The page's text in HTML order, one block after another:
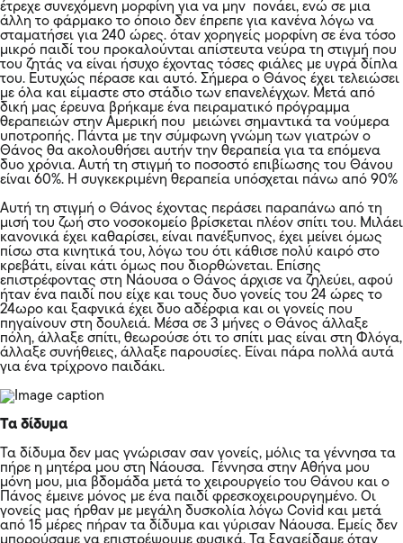
έτρεχε συνεχόμενη μορφίνη για να μην πονάει, ενώ σε μια
άλλη το φάρμακο το όποιο δεν έπρεπε για κανένα λόγω να
σταματήσει για 240 ώρες. όταν χορηγείς μορφίνη σε ένα τόσο
μικρό παιδί του προκαλούνται απίστευτα νεύρα τη στιγμή που
του ζητάς να είναι ήσυχο έχοντας τόσες φιάλες με υγρά δίπλα
του. Ευτυχώς πέρασε και αυτό. Σήμερα ο Θάνος έχει τελειώσει
με όλα και είμαστε στο στάδιο των επανελέγχων. Μετά από
δική μας έρευνα βρήκαμε ένα πειραματικό πρόγραμμα
θεραπειών στην Αμερική που μειώνει σημαντικά τα νούμερα
υποτροπής. Πάντα με την σύμφωνη γνώμη των γιατρών ο
Θάνος θα ακολουθήσει αυτήν την θεραπεία για τα επόμενα
δυο χρόνια. Αυτή τη στιγμή το ποσοστό επιβίωσης του Θάνου
είναι 60%. Η συγκεκριμένη θεραπεία υπόσχεται πάνω από 90%
Αυτή τη στιγμή ο Θάνος έχοντας περάσει παραπάνω από τη
μισή του ζωή στο νοσοκομείο βρίσκεται πλέον σπίτι του. Μιλάει
κανονικά έχει καθαρίσει, είναι πανέξυπνος, έχει μείνει όμως
πίσω στα κινητικά του, λόγω του ότι κάθισε πολύ καιρό στο
κρεβάτι, είναι κάτι όμως που διορθώνεται. Επίσης
επιστρέφοντας στη Νάουσα ο Θάνος άρχισε να ζηλεύει, αφού
ήταν ένα παιδί που είχε και τους δυο γονείς του 24 ώρες το
24ωρο και ξαφνικά έχει δυο αδέρφια και οι γονείς που
πηγαίνουν στη δουλειά. Μέσα σε 3 μήνες ο Θάνος άλλαξε
πόλη, άλλαξε σπίτι, θεωρούσε ότι το σπίτι μας είναι στη Φλόγα,
άλλαξε συνήθειες, άλλαξε παρουσίες. Είναι πάρα πολλά αυτά
για ένα τρίχρονο παιδάκι.
Τα δίδυμα
Τα δίδυμα δεν μας γνώρισαν σαν γονείς, μόλις τα γέννησα τα
πήρε η μητέρα μου στη Νάουσα. Γέννησα στην Αθήνα μου
μόνη μου, μια βδομάδα μετά το χειρουργείο του Θάνου και ο
Πάνος έμεινε μόνος με ένα παιδί φρεσκοχειρουργημένο. Οι
γονείς μας ήρθαν με μεγάλη δυσκολία λόγω Covid και μετά
από 15 μέρες πήραν τα δίδυμα και γύρισαν Νάουσα. Εμείς δεν